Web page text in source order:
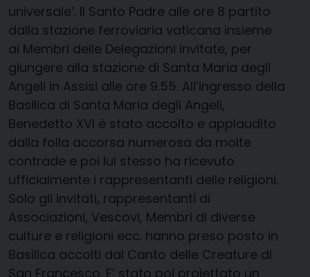
universale’. Il Santo Padre alle ore 8 partito
dalla stazione ferroviaria vaticana insieme
ai Membri delle Delegazioni invitate, per
giungere alla stazione di Santa Maria degli
Angeli in Assisi alle ore 9.55. All’ingresso della
Basilica di Santa Maria degli Angeli,
Benedetto XVI è stato accolto e applaudito
dalla folla accorsa numerosa da molte
contrade e poi lui stesso ha ricevuto
ufficialmente i rappresentanti delle religioni.
Solo gli invitati, rappresentanti di
Associazioni, Vescovi, Membri di diverse
culture e religioni ecc. hanno preso posto in
Basilica accolti dal Canto delle Creature di
San Francesco. E’ stato poi proiettato un